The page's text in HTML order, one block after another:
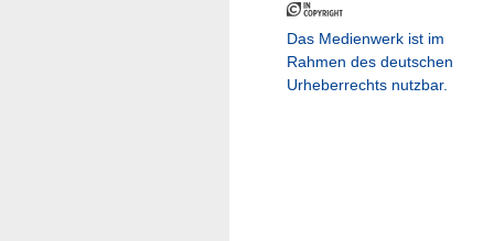
Das Medienwerk ist im
Rahmen des deutschen
Urheberrechts nutzbar.